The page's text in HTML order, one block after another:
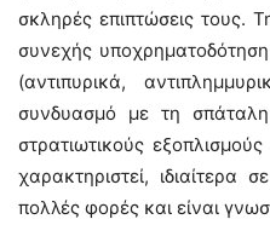
σκληρές επιπτώσεις τους.
συνεχής
(αντιπυρικά,
συνδυασμό με τη
στρατιωτικούς
χαρακτηριστεί,
πολλές φορές και είναι